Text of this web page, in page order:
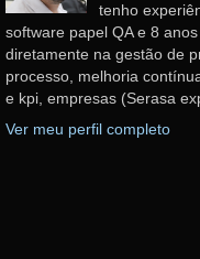
tenho
software papel QA e 8
diretamente na gestão de
processo, melhoria
e kpi, empresas (Serasa
Ver meu perfil completo